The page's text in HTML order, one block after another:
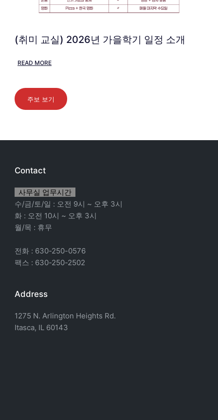
(취미 교실) 2026년 가을학기 일정 소개
READ MORE
주보 보기
Contact
사무실 업무시간
수/금/토/일 : 오전 9시 ~ 오후 3시
화 : 오전 10시 ~ 오후 3시
월/목 : 휴무
전화 : 630-250-0576
팩스 : 630-250-2502
Address
1275 N. Arlington Heights Rd.
Itasca, IL 60143